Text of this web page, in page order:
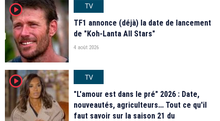
player2
TV
TF1 annonce (déjà) la date de lancement
de "Koh-Lanta All Stars"
4 août 2026
player2
TV
"L'amour est dans le pré" 2026 : Date,
nouveautés, agriculteurs… Tout ce qu'il
faut savoir sur la saison 21 du